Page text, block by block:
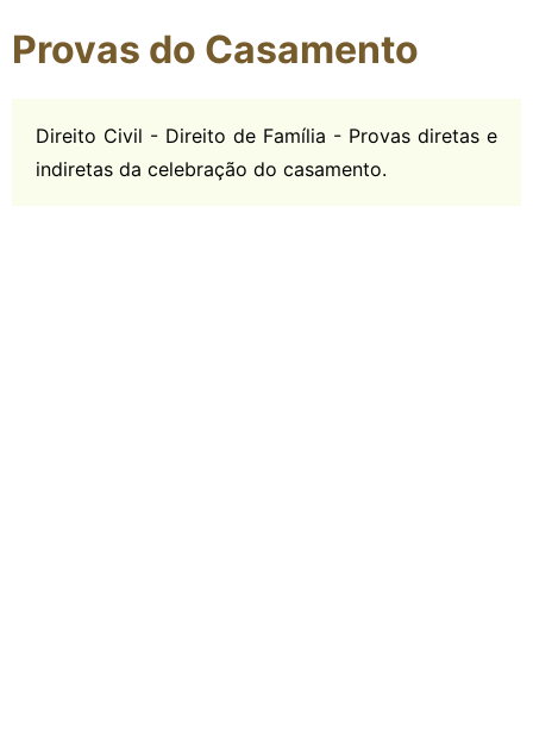
Provas do Casamento
Direito Civil - Direito de Família - Provas diretas e
indiretas da celebração do casamento.